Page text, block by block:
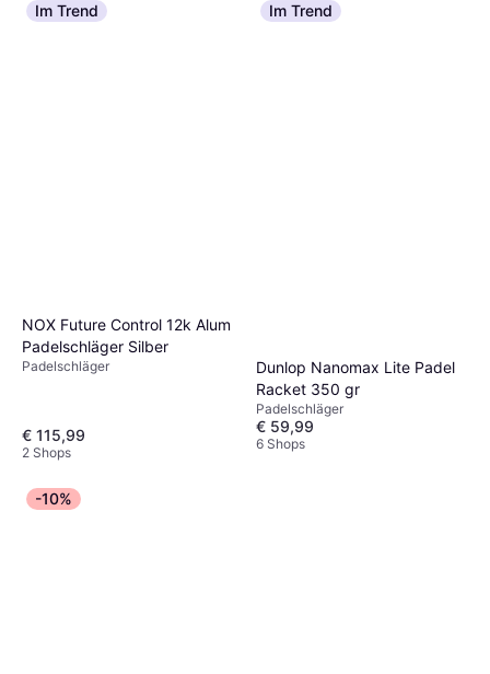
Im Trend
NOX Future Control 12k Alum
Padelschläger Silber
Padelschläger
€ 115,99
2 Shops
Im Trend
Dunlop Nanomax Lite Padel
Racket 350 gr
Padelschläger
€ 59,99
6 Shops
-10%